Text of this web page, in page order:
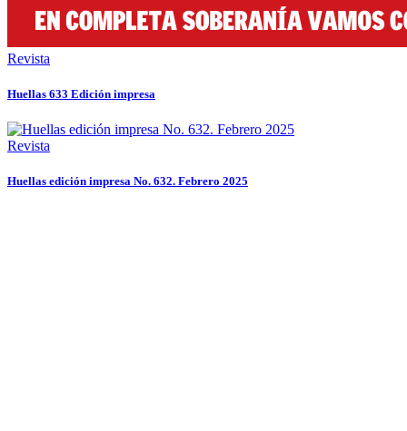
Revista
Huellas 633 Edición impresa
Revista
Huellas edición impresa No. 632. Febrero 2025